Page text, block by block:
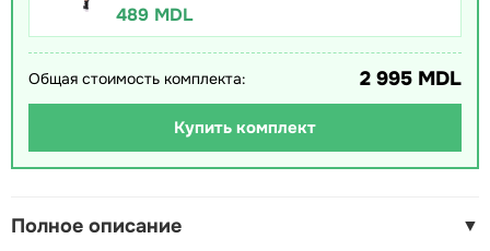
489 MDL
Общая стоимость комплекта: 2 995 MDL
Купить комплект
Полное описание ▼